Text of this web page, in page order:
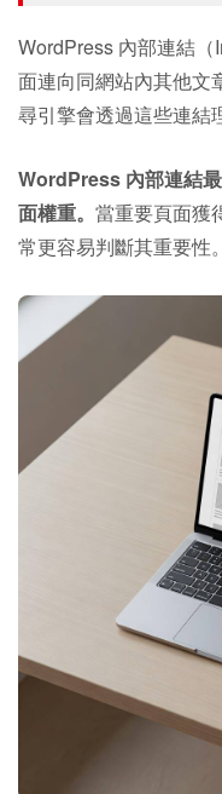
WordPress 內部連結
面連向同網站內其他文
尋引擎會透過這些連結
WordPress 內部連結
面權重。 當重要頁面獲
常更容易判斷其重要性。